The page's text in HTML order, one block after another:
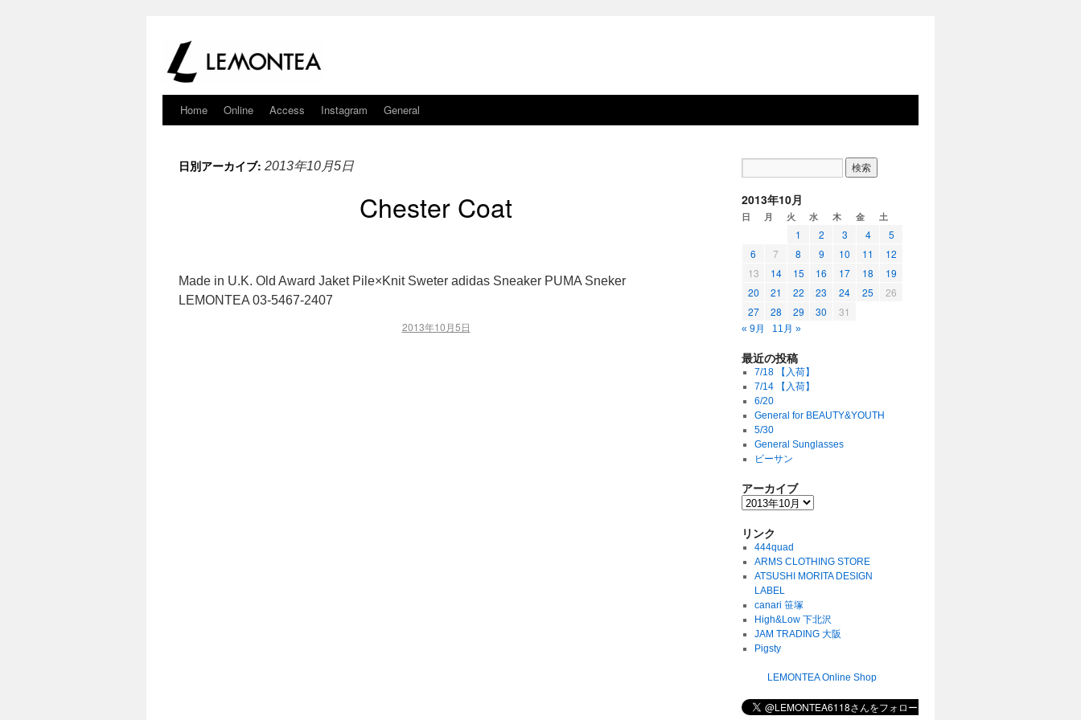
Home Online Access Instagram General
日別アーカイブ: 2013年10月5日
Chester Coat
Made in U.K. Old Award Jaket Pile×Knit Sweter adidas Sneaker PUMA Sneker
LEMONTEA 03-5467-2407
2013年10月5日
2013年10月
日 月 火 水 木 金 土
1 2 3 4
5
6
7 8 9 10 11
12
13
14 15 16 17 18
19
20
21 22 23 24 25
26
27
28 29 30 31
« 9月 11月 »
最近の投稿
7/18 【入荷】
7/14 【入荷】
6/20
General for BEAUTY&YOUTH
5/30
General Sunglasses
ビーサン
アーカイブ
リンク
444quad
ARMS CLOTHING STORE
ATSUSHI MORITA DESIGN
LABEL
canari 笹塚
High&Low 下北沢
JAM TRADING 大阪
Pigsty
LEMONTEA Online Shop